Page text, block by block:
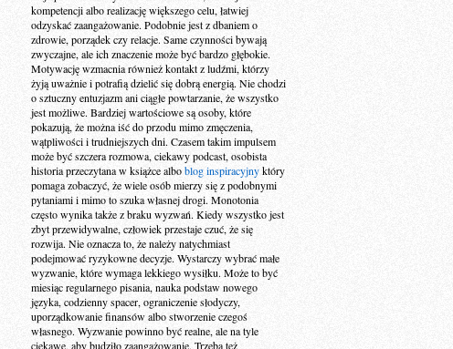
kompetencji albo realizację większego celu, łatwiej
odzyskać zaangażowanie. Podobnie jest z dbaniem o
zdrowie, porządek czy relacje. Same czynności bywają
zwyczajne, ale ich znaczenie może być bardzo głębokie.
Motywację wzmacnia również kontakt z ludźmi, którzy
żyją uważnie i potrafią dzielić się dobrą energią. Nie chodzi
o sztuczny entuzjazm ani ciągłe powtarzanie, że wszystko
jest możliwe. Bardziej wartościowe są osoby, które
pokazują, że można iść do przodu mimo zmęczenia,
wątpliwości i trudniejszych dni. Czasem takim impulsem
może być szczera rozmowa, ciekawy podcast, osobista
historia przeczytana w książce alboblog inspiracyjnyktóry
pomaga zobaczyć, że wiele osób mierzy się z podobnymi
pytaniami i mimo to szuka własnej drogi. Monotonia
często wynika także z braku wyzwań. Kiedy wszystko jest
zbyt przewidywalne, człowiek przestaje czuć, że się
rozwija. Nie oznacza to, że należy natychmiast
podejmować ryzykowne decyzje. Wystarczy wybrać małe
wyzwanie, które wymaga lekkiego wysiłku. Może to być
miesiąc regularnego pisania, nauka podstaw nowego
języka, codzienny spacer, ograniczenie słodyczy,
uporządkowanie finansów albo stworzenie czegoś
własnego. Wyzwanie powinno być realne, ale na tyle
ciekawe, aby budziło zaangażowanie. Trzeba też